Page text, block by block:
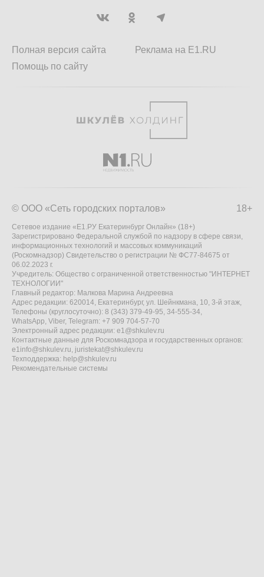
Полная версия сайта
Помощь по сайту
Реклама на E1.RU
18+
© ООО «Сеть городских порталов»
Сетевое издание «Е1.РУ Екатеринбург Онлайн» (18+)
Зарегистрировано Федеральной службой по надзору в сфере связи,
информационных технологий и массовых коммуникаций
(Роскомнадзор) Свидетельство о регистрации № ФС77-84675 от
06.02.2023 г.
Учредитель: Общество с ограниченной ответственностью "ИНТЕРНЕТ
ТЕХНОЛОГИИ"
Главный редактор: Малкова Марина Андреевна
Адрес редакции: 620014, Екатеринбург, ул. Шейнкмана, 10, 3-й этаж,
Телефоны (круглосуточно): 8 (343) 379-49-95, 34-555-34,
WhatsApp, Viber, Telegram: +7 909 704-57-70
Электронный адрес редакции: e1@shkulev.ru
Контактные данные для Роскомнадзора и государственных органов:
e1info@shkulev.ru, juristekat@shkulev.ru
Техподдержка: help@shkulev.ru
Рекомендательные системы